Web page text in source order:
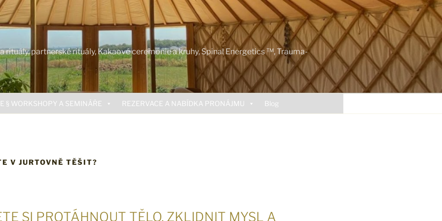
rituály, partnerské rituály, Kakaové ceremonie a kruhy, Spinal Energetics ™, Trauma-
§ WORKSHOPY A SEMINÁŘE REZERVACE A NABÍDKA PRONÁJMU Blog
V JURTOVNĚ TĚŠIT?
SI PROTÁHNOUT TĚLO, ZKLIDNIT MYSL A